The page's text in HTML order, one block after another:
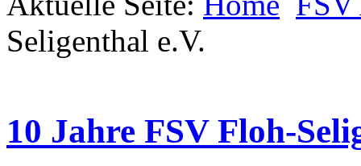
Seligenthal e.V.
10 Jahre FSV Floh-